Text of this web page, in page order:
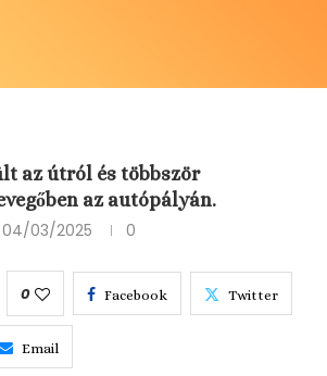
az útról és többször
az autópályán.
04/03/2025 0
0 Facebook Twitter
Email